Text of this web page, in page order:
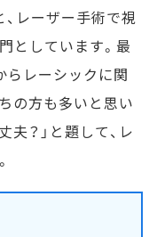
レーザー手術で視
としています。最
らレーシックに関
の方も多いと思い
夫？」と題して、レ